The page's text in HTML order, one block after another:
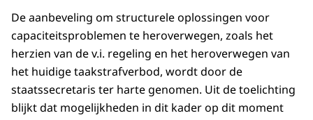
De aanbeveling om structurele oplossingen voor
capaciteitsproblemen te heroverwegen, zoals het
herzien van de v.i. regeling en het heroverwegen van
het huidige taakstrafverbod, wordt door de
staatssecretaris ter harte genomen. Uit de toelichting
blijkt dat mogelijkheden in dit kader op dit moment